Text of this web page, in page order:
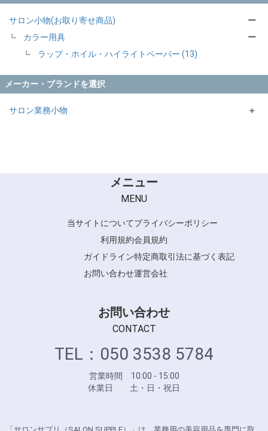
サロン小物(お取り寄せ商品)
カラー用具
ラップ・ホイル・ハイライトペーパー (13)
ー
ー
メーカー・ブランドを選択
サロン業務小物
＋
メニュー
MENU
当サイトについてプライバシーポリシー
利用規約会員規約
ガイドライン特定商取引法に基づく表記
お問い合わせ運営会社
お問い合わせ
CONTACT
TEL：050 3538 5784
営業時間 10:00 - 15:00
休業日 土・日・祝日